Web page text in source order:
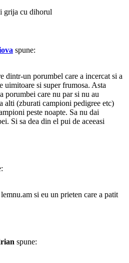
grija cu dihorul
spune:
dintr-un porumbel care a incercat si a
uimitoare si super frumosa. Asta
porumbei care nu par si nu au
alti (zburati campioni pedigree etc)
peste noapte. Sa nu dai
Si sa dea din el pui de aceeasi
si eu un prieten care a patit
spune: